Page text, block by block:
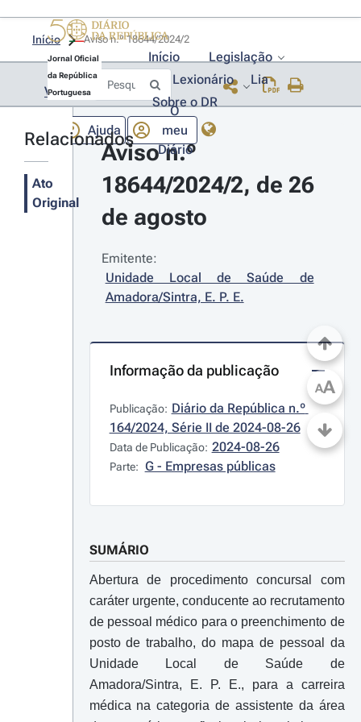
Jornal Oficial
da República
Portuguesa
Início
Legislação
Lexionário
Lia
Sobre o DR
Ajuda
O
meu
Diário
Início
Voltar
Relacionados
Ato
Original
Aviso n.º
18644/2024/2, de 26
de agosto
Emitente:
Unidade Local de Saúde de
Amadora/Sintra, E. P. E.
Informação da publicação
Publicação: Diário da República n.º
164/2024, Série II de 2024-08-26
Data de Publicação: 2024-08-26
Parte: G - Empresas públicas
SUMÁRIO
Abertura de procedimento concursal com
caráter urgente, conducente ao recrutamento
de pessoal médico para o preenchimento de
posto de trabalho, do mapa de pessoal da
Unidade Local de Saúde de
Amadora/Sintra, E. P. E., para a carreira
médica na categoria de assistente da área
AA